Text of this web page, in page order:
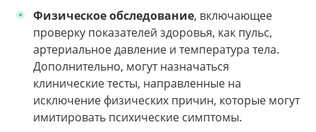
Физическое обследование, включающее
проверку показателей здоровья, как пульс,
артериальное давление и температура тела.
Дополнительно, могут назначаться
клинические тесты, направленные на
исключение физических причин, которые могут
имитировать психические симптомы.